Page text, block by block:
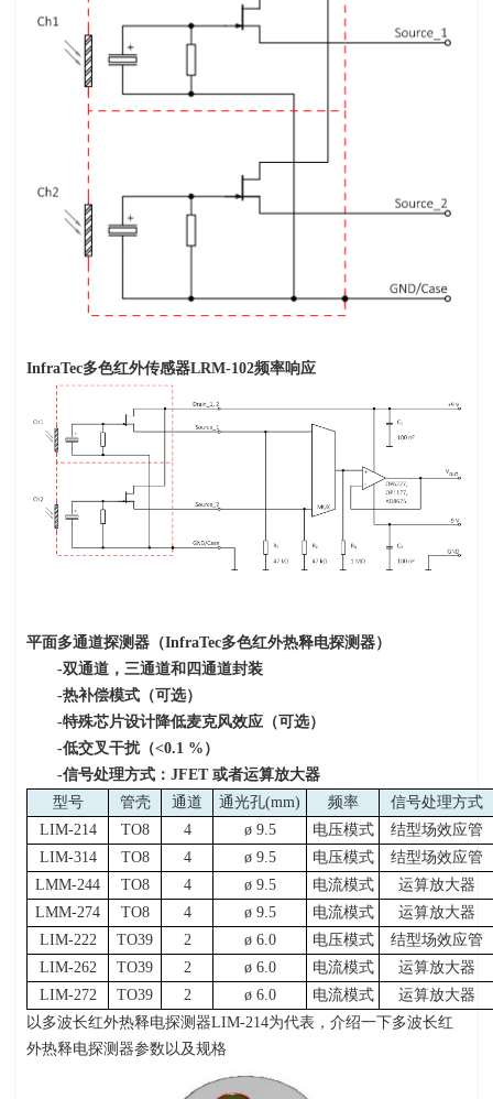
InfraTec多色红外传感器LRM-102频率响应
平面多通道探测器（InfraTec多色红外热释电探测器）
-双通道，三通道和四通道封装
-热补偿模式（可选）
-特殊芯片设计降低麦克风效应（可选）
-低交叉干扰（<0.1 % ）
-信号处理方式：JFET或者运算放大器
型号
管壳 通道 通光孔(mm) 频率
信号处理方式
LIM-214
TO8 4 ø 9.5 电压模式
结型场效应管
LIM-314
TO8 4 ø 9.5 电压模式
结型场效应管
LMM-244
TO8 4 ø 9.5 电流模式
运算放大器
LMM-274
TO8 4 ø 9.5 电流模式
运算放大器
LIM-222
TO39 2 ø 6.0 电压模式
结型场效应管
LIM-262
TO39 2 ø 6.0 电流模式
运算放大器
LIM-272
TO39 2 ø 6.0 电流模式
运算放大器
以多波长红外热释电探测器LIM-214为代表，介绍一下多波长红
外热释电探测器参数以及规格